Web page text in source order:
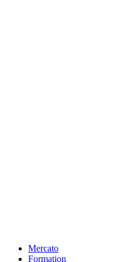
Mercato
Formation